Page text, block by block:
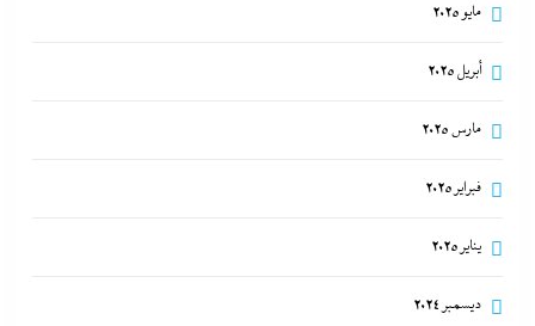
مايو 2025
أبريل 2025
مارس 2025
فبراير 2025
يناير 2025
ديسمبر 2024